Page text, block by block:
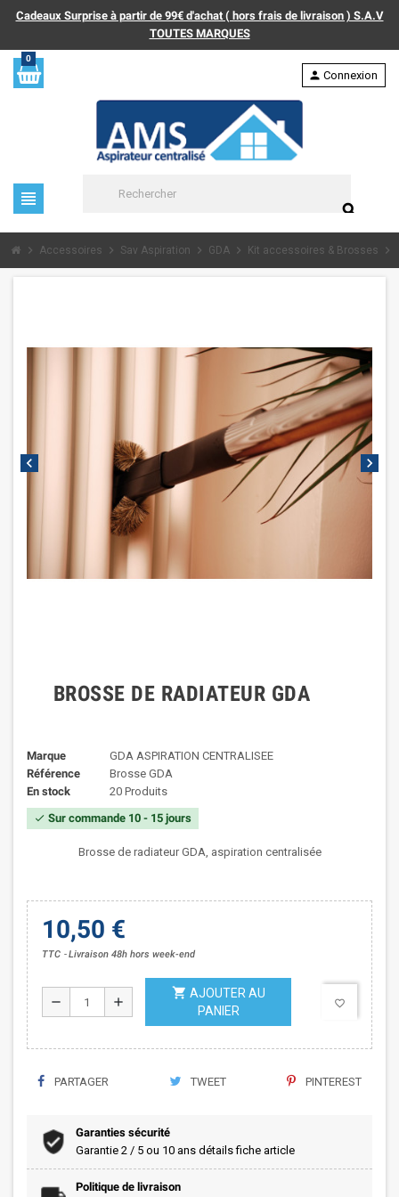
Cadeaux Surprise à partir de 99€ d'achat ( hors frais de livraison ) S.A.V
TOUTES MARQUES
0
view_headline
search
person Connexion
chevron_right Accessoires chevron_right Sav Aspiration chevron_right GDA chevron_right Kit accessoires & Brosses chevron_right
chevron_left chevron_right
BROSSE DE RADIATEUR GDA
Marque
GDA ASPIRATION CENTRALISEE
Référence
Brosse GDA
En stock
20 Produits
check Sur commande 10 - 15 jours
Brosse de radiateur GDA, aspiration centralisée
10,50 €
TTC Livraison 48h hors week-end
remove add
shopping_cart AJOUTER AU
PANIER
favorite_border
PARTAGER TWEET PINTEREST
Garanties sécurité
Garantie 2 / 5 ou 10 ans détails fiche article
Politique de livraison